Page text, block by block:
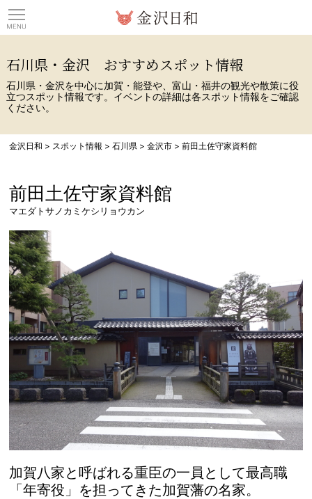
石川県・金沢 おすすめスポット情報
石川県・金沢を中心に加賀・能登や、富山・福井の観光や散策に役
立つスポット情報です。イベントの詳細は各スポット情報をご確認
ください。
金沢日和 > スポット情報 >石川県 >金沢市 >前田土佐守家資料館
前田土佐守家資料館
マエダトサノカミケシリョウカン
加賀八家と呼ばれる重臣の一員として最高職
「年寄役」を担ってきた加賀藩の名家。